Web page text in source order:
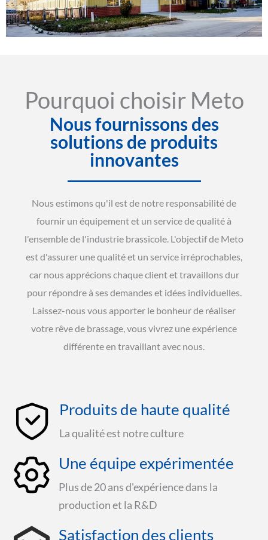
Pourquoi choisir Meto
Nous fournissons des
solutions de produits
innovantes
Nous estimons qu'il est de notre responsabilité de
fournir un équipement et un service de qualité à
l'ensemble de l'industrie brassicole. L'objectif de Meto
est d'assurer une qualité et un service irréprochables,
car nous apprécions chaque client et travaillons dur
pour répondre à ses demandes et idées individuelles.
Laissez-nous vous apporter le bonheur de réaliser
votre rêve de brassage, vous vivrez une expérience
différente en travaillant avec nous.
Produits de haute qualité
La qualité est notre culture
Une équipe expérimentée
Plus de 20 ans d'expérience dans la
production et la R&D
Satisfaction des clients